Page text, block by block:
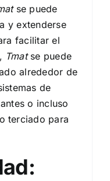
se puede
y extenderse
facilitar el
Tmatse puede
alrededor de
de
o incluso
terciado para